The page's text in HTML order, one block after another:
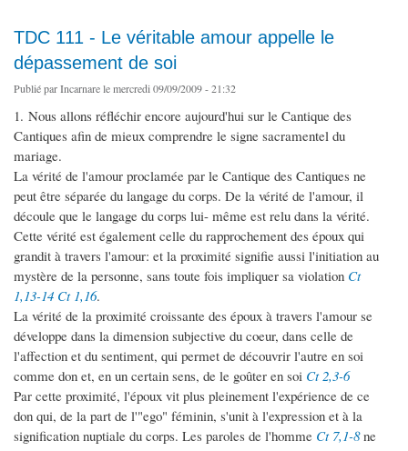
TDC 111 - Le véritable amour appelle le
dépassement de soi
Publié parIncarnarele mercredi 09/09/2009 - 21:32
1. Nous allons réfléchir encore aujourd'hui sur le Cantique des
Cantiques afin de mieux comprendre le signe sacramentel du
mariage.
La vérité de l'amour proclamée par le Cantique des Cantiques ne
peut être séparée du langage du corps. De la vérité de l'amour, il
découle que le langage du corps lui- même est relu dans la vérité.
Cette vérité est également celle du rapprochement des époux qui
grandit à travers l'amour: et la proximité signifie aussi l'initiation au
mystère de la personne, sans toute fois impliquer sa violation Ct
1,13-14 Ct 1,16.
La vérité de la proximité croissante des époux à travers l'amour se
développe dans la dimension subjective du coeur, dans celle de
l'affection et du sentiment, qui permet de découvrir l'autre en soi
comme don et, en un certain sens, de le goûter en soi Ct 2,3-6
Par cette proximité, l'époux vit plus pleinement l'expérience de ce
don qui, de la part de l'"ego" féminin, s'unit à l'expression et à la
signification nuptiale du corps. Les paroles de l'homme Ct 7,1-8ne